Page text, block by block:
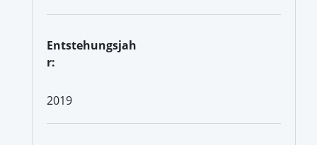
Entstehungsjah
r:
2019